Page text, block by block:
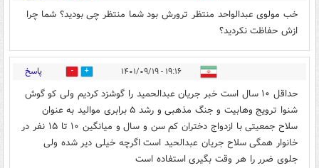
خب مولوی عبدالواحد منتظر ترورش بود شما منتظر چی بودید؟ شما چرا
ازش حفاظت نکردید؟
۱۹:۱۶ - ۱۴۰۱/۰۹/۱۹ 2 پاسخ
حداقل ۱۰ سال است خبر جریان عبدالحمید را گوشزد کردیم ولی کو گوش
شنوا ترویج وهابیت و جنگ مذهبی و رشد ۵ برابری موالید به عنوان
سلاح جمعیتی با ازدواج دختران کم سن و سال و میانگین ۱۰ تا ۱۵ نفر در
خانوار همگی سلاح جریان عبدالحید است اگرچه خیلی دیر شده ولی
جلوی ضرر را هر وقت بگیری استفاده است